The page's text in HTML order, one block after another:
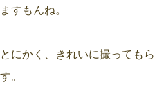
ますもんね。
とにかく、きれいに撮っても
す。